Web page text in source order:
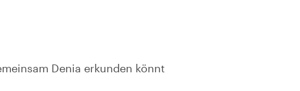
Denia erkunden könnt